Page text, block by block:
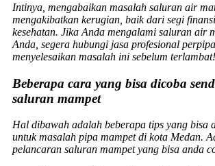
Intinya, mengabaikan masalah saluran air
mengakibatkan kerugian, baik dari segi
kesehatan. Jika Anda mengalami saluran air
Anda, segera hubungi jasa profesional
menyelesaikan masalah ini sebelum terlambat!
Beberapa cara yang bisa dicoba
saluran mampet
Hal dibawah adalah beberapa tips yang bisa
untuk masalah pipa mampet di kota Medan.
pelancaran saluran mampet yang bisa anda